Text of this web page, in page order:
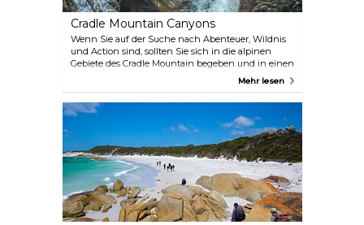
Cradle Mountain Canyons
Wenn Sie auf der Suche nach Abenteuer, Wildnis
und Action sind, sollten Sie sich in die alpinen
Gebiete des Cradle Mountain begeben und in einen
Neoprenanzug steigen. Cradle Mountain Canyons
Schluchten springen, schwimmen und sich
abseilen.
Mehr lesen